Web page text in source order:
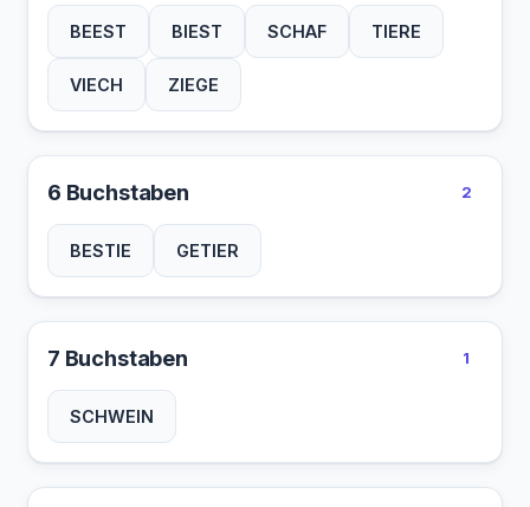
BEEST BIEST SCHAF TIERE
VIECH ZIEGE
6 Buchstaben 2
BESTIE GETIER
7 Buchstaben 1
SCHWEIN